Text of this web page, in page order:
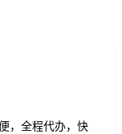
，全程代办，快